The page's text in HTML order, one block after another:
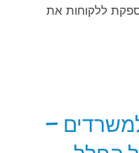
ללקוחות את
–